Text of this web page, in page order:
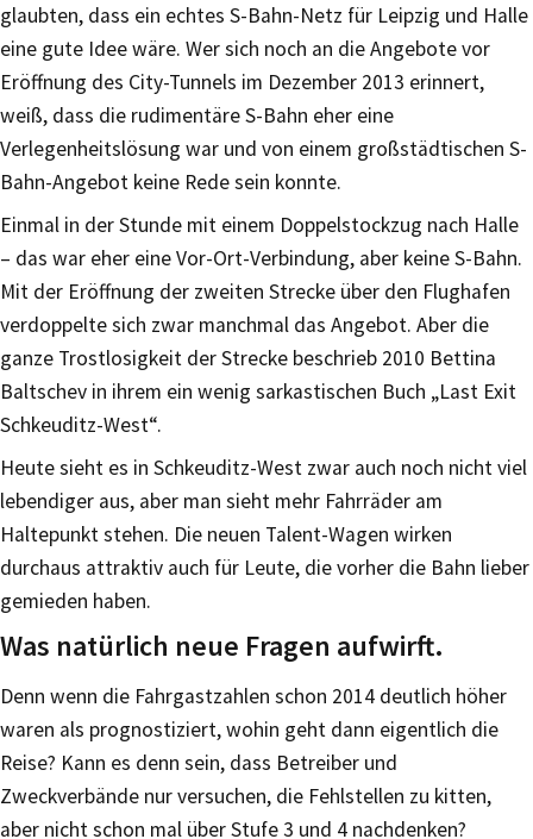
glaubten, dass ein echtes S-Bahn-Netz für Leipzig und Halle
eine gute Idee wäre. Wer sich noch an die Angebote vor
Eröffnung des City-Tunnels im Dezember 2013 erinnert,
weiß, dass die rudimentäre S-Bahn eher eine
Verlegenheitslösung war und von einem großstädtischen S-
Bahn-Angebot keine Rede sein konnte.
Einmal in der Stunde mit einem Doppelstockzug nach Halle
– das war eher eine Vor-Ort-Verbindung, aber keine S-Bahn.
Mit der Eröffnung der zweiten Strecke über den Flughafen
verdoppelte sich zwar manchmal das Angebot. Aber die
ganze Trostlosigkeit der Strecke beschrieb 2010 Bettina
Baltschev in ihrem ein wenig sarkastischen Buch „Last Exit
Schkeuditz-West“.
Heute sieht es in Schkeuditz-West zwar auch noch nicht viel
lebendiger aus, aber man sieht mehr Fahrräder am
Haltepunkt stehen. Die neuen Talent-Wagen wirken
durchaus attraktiv auch für Leute, die vorher die Bahn lieber
gemieden haben.
Was natürlich neue Fragen aufwirft.
Denn wenn die Fahrgastzahlen schon 2014 deutlich höher
waren als prognostiziert, wohin geht dann eigentlich die
Reise? Kann es denn sein, dass Betreiber und
Zweckverbände nur versuchen, die Fehlstellen zu kitten,
aber nicht schon mal über Stufe 3 und 4 nachdenken?